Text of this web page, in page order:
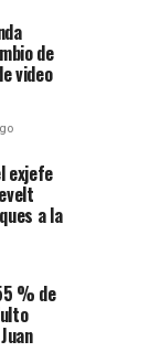
de
video
exjefe
a la
% de